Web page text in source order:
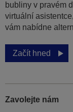
bubliny v pravém
virtuální
vám nabídne
Začít hned
Zavolejte nám